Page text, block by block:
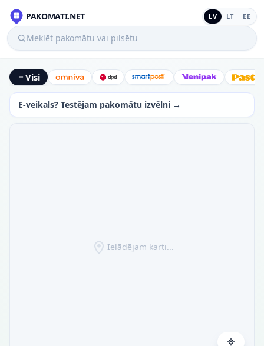
PAKOMATI.NET LV LT EE
Meklēt pakomātu vai pilsētu
Visi Omniva DPD SmartPostiVenipak
E-veikals? Testējam pakomātu izvēlni →
Ielādējam karti...